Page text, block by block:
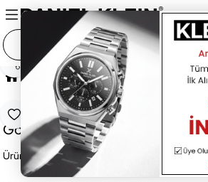
Ana Sayfa Gözlük Kadın Gözlük
Favoriye Ekle
Paylaş
DK4342COL04 Kadın Güneş
Gözlüğü
Ürün Kodu:DK4342COL04